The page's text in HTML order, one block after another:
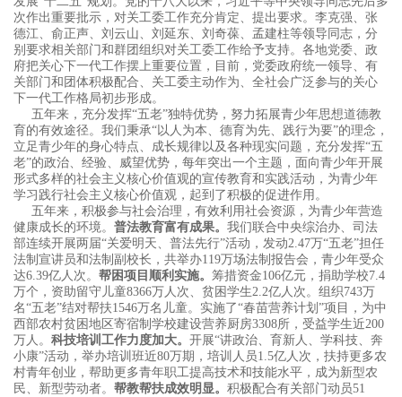
次作出重要批示，对关工委工作充分肯定、提出要求。李克强、张
德江、俞正声、刘云山、刘延东、刘奇葆、孟建柱等领导同志，分
别要求相关部门和群团组织对关工委工作给予支持。各地党委、政
府把关心下一代工作摆上重要位置，目前，党委政府统一领导、有
关部门和团体积极配合、关工委主动作为、全社会广泛参与的关心
下一代工作格局初步形成。
五年来，充分发挥“五老”独特优势，努力拓展青少年思想道德教
育的有效途径。我们秉承“以人为本、德育为先、践行为要”的理念，
立足青少年的身心特点、成长规律以及各种现实问题，充分发挥“五
老”的政治、经验、威望优势，每年突出一个主题，面向青少年开展
形式多样的社会主义核心价值观的宣传教育和实践活动，为青少年
学习践行社会主义核心价值观，起到了积极的促进作用。
五年来，积极参与社会治理，有效利用社会资源，为青少年营造
健康成长的环境。 普法教育富有成果。 我们联合中央综治办、司法
部连续开展两届“关爱明天、普法先行”活动，发动2.47万“五老”担任
法制宣讲员和法制副校长，共举办119万场法制报告会，青少年受众
达6.39亿人次。 帮困项目顺利实施。 筹措资金106亿元，捐助学校7.4
万个，资助留守儿童8366万人次、贫困学生2.2亿人次。组织743万
名“五老”结对帮扶1546万名儿童。实施了“春苗营养计划”项目，为中
西部农村贫困地区寄宿制学校建设营养厨房3308所，受益学生近200
万人。 科技培训工作力度加大。 开展“讲政治、育新人、学科技、奔
小康”活动，举办培训班近80万期，培训人员1.5亿人次，扶持更多农
村青年创业，帮助更多青年职工提高技术和技能水平，成为新型农
民、新型劳动者。 帮教帮扶成效明显。 积极配合有关部门动员51